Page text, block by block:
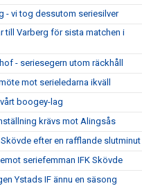
- vi tog dessutom seriesilver
till Varberg för sista matchen i
- seriesegern utom räckhåll
mot serieledarna ikväll
boogey-lag
krävs mot Alingsås
efter en rafflande slutminut
emot seriefemman IFK Skövde
Ystads IF ännu en säsong